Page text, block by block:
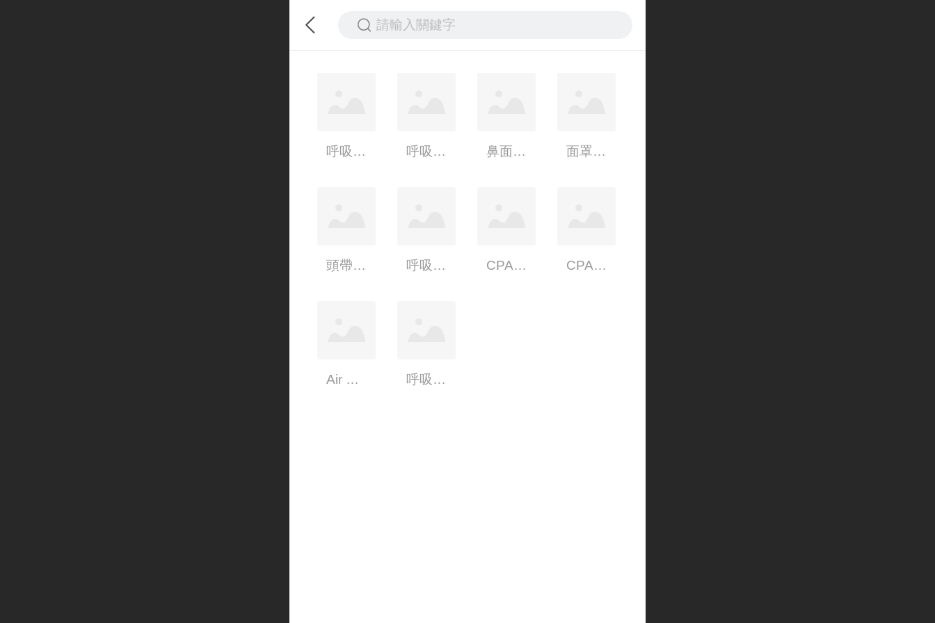
請輸入關鍵字
呼吸機綁帶 呼吸機頭帶防痕墊 鼻面罩防滑套 面罩软管保护套
頭帶掛鈎 呼吸機面罩-硅膠鼻墊 CPAP面罩鼻垫 CPAP面罩襯墊
Air Fit N20、F20磁扣 呼吸機面罩減壓墊